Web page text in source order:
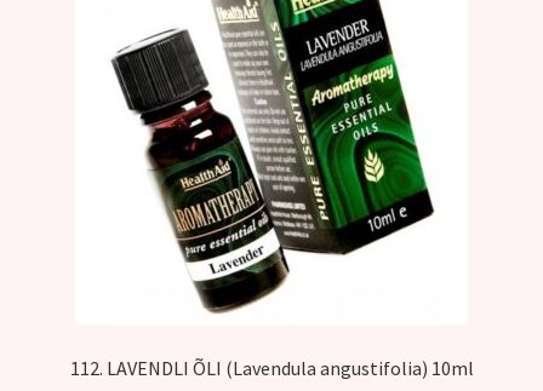
112. LAVENDLI ÕLI (Lavendula angustifolia) 10ml